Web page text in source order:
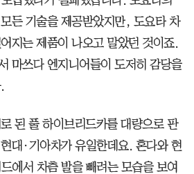
든 기술을 제공받았지만, 도요타 차
지는 제품이 나오고 말았던 것이죠.
마쓰다 엔지니어들이 도저히 감당을
된 풀 하이브리드카를 대량으로 판
대·기아차가 유일한데요. 혼다와 현
에서 차츰 발을 빼려는 모습을 보여